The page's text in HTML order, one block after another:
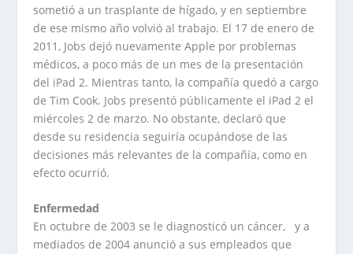
sometió a un trasplante de hígado, y en septiembre
de ese mismo año volvió al trabajo. El 17 de enero de
2011, Jobs dejó nuevamente Apple por problemas
médicos, a poco más de un mes de la presentación
del iPad 2. Mientras tanto, la compañía quedó a cargo
de Tim Cook. Jobs presentó públicamente el iPad 2 el
miércoles 2 de marzo. No obstante, declaró que
desde su residencia seguiría ocupándose de las
decisiones más relevantes de la compañía, como en
efecto ocurrió.
Enfermedad
En octubre de 2003 se le diagnosticó un cáncer, y a
mediados de 2004 anunció a sus empleados que